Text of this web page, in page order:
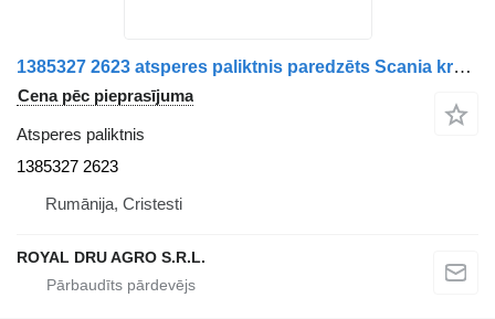
1385327 2623 atsperes paliktnis paredzēts Scania kravas automašīnas
Cena pēc pieprasījuma
Atsperes paliktnis
1385327 2623
Rumānija, Cristesti
ROYAL DRU AGRO S.R.L.